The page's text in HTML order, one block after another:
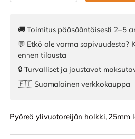
🚚 Toimitus pääsääntöisesti 2–5
💬 Etkö ole varma sopivuudesta?
ennen tilausta
🔒 Turvalliset ja joustavat
🇫🇮 Suomalainen verkkokauppa
Pyöreä ylivuotoreijän holkki, 25mm